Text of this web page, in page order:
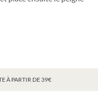
À PARTIR DE 39€